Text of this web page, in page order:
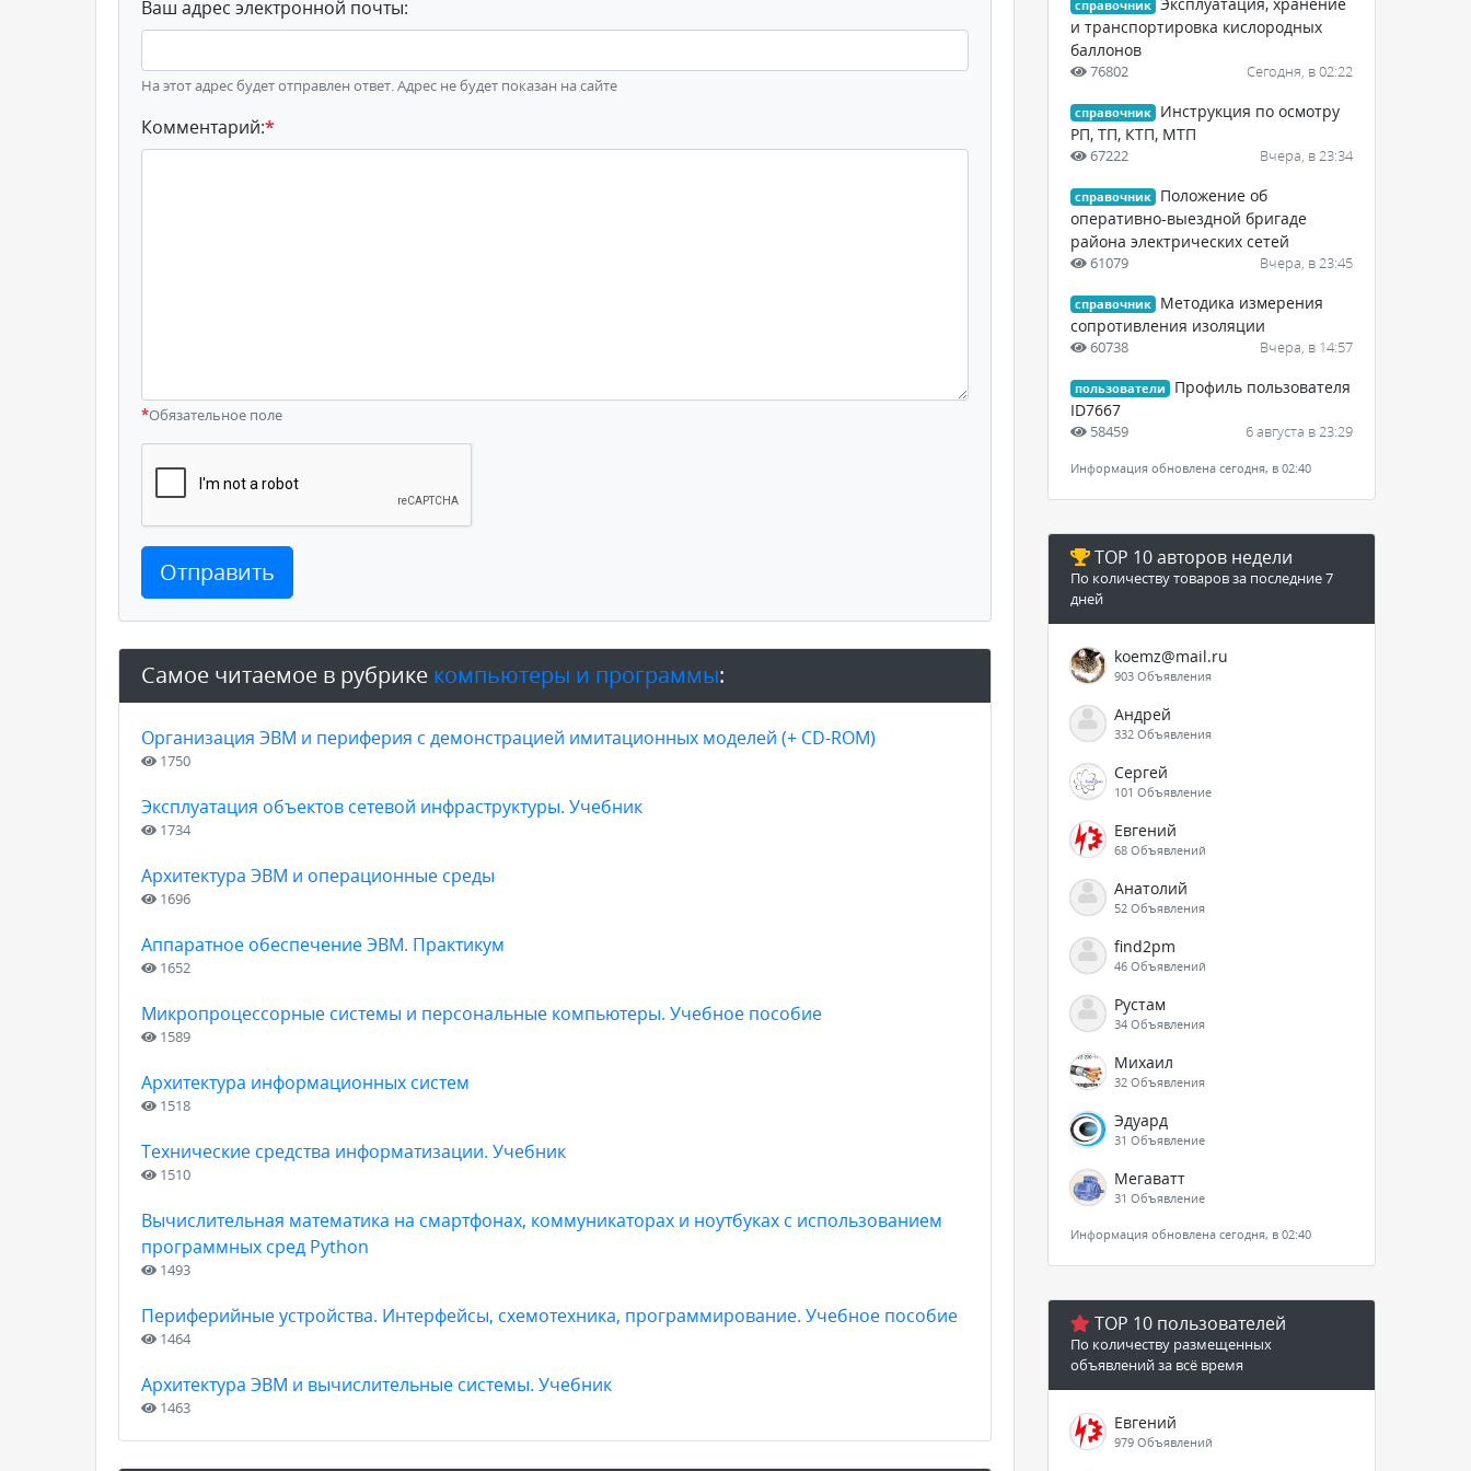
Ваш адрес электронной почты:
На этот адрес будет отправлен ответ. Адрес не будет показан на сайте
Комментарий:*
*Обязательное поле
Отправить
Самое читаемое в рубрике компьютеры и программы:
Организация ЭВМ и периферия с демонстрацией имитационных моделей (+ CD-ROM)
1750
Эксплуатация объектов сетевой инфраструктуры. Учебник
1734
Архитектура ЭВМ и операционные среды
1696
Аппаратное обеспечение ЭВМ. Практикум
1652
Микропроцессорные системы и персональные компьютеры. Учебное пособие
1589
Архитектура информационных систем
1518
Технические средства информатизации. Учебник
1510
Вычислительная математика на смартфонах, коммуникаторах и ноутбуках с использованием
программных сред Python
1493
Периферийные устройства. Интерфейсы, схемотехника, программирование. Учебное пособие
1464
Архитектура ЭВМ и вычислительные системы. Учебник
1463
справочник
и транспортировка кислородных
баллонов
76802 Сегодня, в 02:22
справочник
Инструкция по осмотру
РП, ТП, КТП, МТП
67222 Вчера, в 23:34
справочник
Положение об
оперативно-выездной бригаде
района электрических сетей
61079 Вчера, в 23:45
справочник
Методика измерения
сопротивления изоляции
60738 Вчера, в 14:57
пользователи
Профиль пользователя
ID7667
58459 6 августа в 23:29
Информация обновлена сегодня, в 02:40
TOP 10 авторов недели
По количеству товаров за последние 7
дней
koemz@mail.ru
903 Объявления
Андрей
332 Объявления
Сергей
101 Объявление
Евгений
68 Объявлений
Анатолий
52 Объявления
find2pm
46 Объявлений
Рустам
34 Объявления
Михаил
32 Объявления
Эдуард
31 Объявление
Мегаватт
31 Объявление
Информация обновлена сегодня, в 02:40
TOP 10 пользователей
По количеству размещенных
объявлений за всё время
Евгений
979 Объявлений